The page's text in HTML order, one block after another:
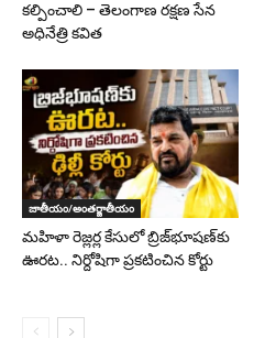
కల్పించాలి – తెలంగాణ రక్షణ సేన
అధినేత్రి కవిత
జాతీయం/అంతర్జాతీయం
మహిళా రెజ్లర్ల కేసులో బ్రిజ్‌భూషణ్‌కు
ఊరట.. నిర్దోషిగా ప్రకటించిన కోర్టు